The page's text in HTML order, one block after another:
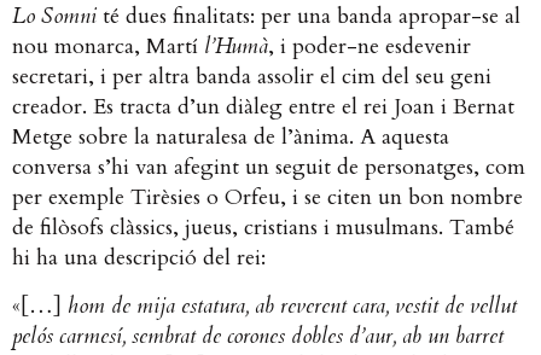
Lo Somni té dues finalitats: per una banda apropar-se al
nou monarca, Martí l’Humà, i poder-ne esdevenir
secretari, i per altra banda assolir el cim del seu geni
creador. Es tracta d’un diàleg entre el rei Joan i Bernat
Metge sobre la naturalesa de l’ànima. A aquesta
conversa s’hi van afegint un seguit de personatges, com
per exemple Tirèsies o Orfeu, i se citen un bon nombre
de filòsofs clàssics, jueus, cristians i musulmans. També
hi ha una descripció del rei:
«[…] hom de mija estatura, ab reverent cara, vestit de vellut
pelós carmesí, sembrat de corones dobles d’aur, ab un barret